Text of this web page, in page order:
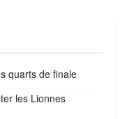
quarts de finale
les Lionnes